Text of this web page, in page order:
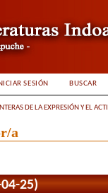
SESIÓN BUSCAR
DE LA EXPRESIÓN Y EL
a
25)